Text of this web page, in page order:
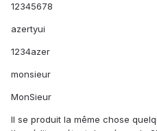
12345678
azertyui
1234azer
monsieur
MonSieur
Il se produit la même chose